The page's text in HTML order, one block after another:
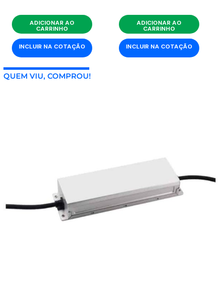
ADICIONAR AO
CARRINHO
INCLUIR NA COTAÇÃO
ADICIONAR AO
CARRINHO
INCLUIR NA COTAÇÃO
QUEM VIU, COMPROU!